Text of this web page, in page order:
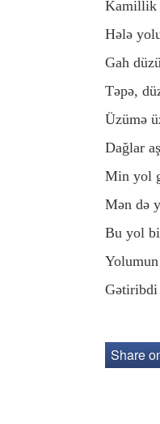
Kamillik
Hələ
Gah
Təpə,
Üzümə
Dağlar
Min yol
Mən də
Bu yol
Share